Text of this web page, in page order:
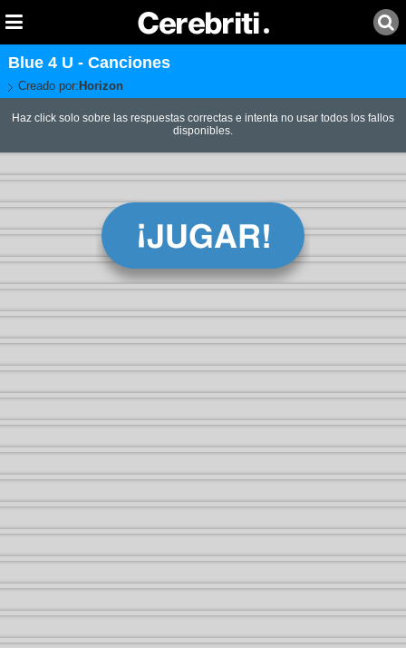
Blue 4 U - Canciones
Creado por: Horizon
Haz click solo sobre las respuestas correctas e intenta no usar todos los fallos
disponibles.